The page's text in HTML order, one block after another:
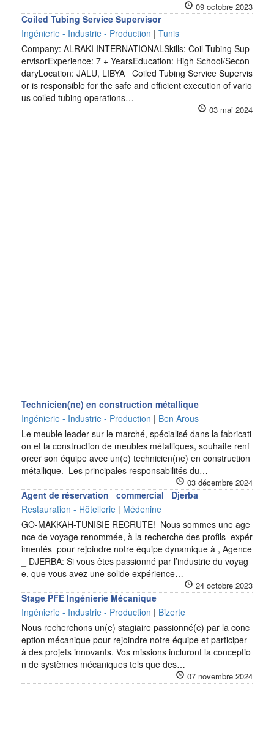
09 octobre 2023
Coiled Tubing Service Supervisor
Ingénierie - Industrie - Production | Tunis
Company: ALRAKI INTERNATIONALSkills: Coil Tubing Sup
ervisorExperience: 7 + YearsEducation: High School/Secon
daryLocation: JALU, LIBYA Coiled Tubing Service Supervis
or is responsible for the safe and efficient execution of vario
us coiled tubing operations…
03 mai 2024
Technicien(ne) en construction métallique
Ingénierie - Industrie - Production | Ben Arous
Le meuble leader sur le marché, spécialisé dans la fabricati
on et la construction de meubles métalliques, souhaite renf
orcer son équipe avec un(e) technicien(ne) en construction
métallique. Les principales responsabilités du…
03 décembre 2024
Agent de réservation _commercial_ Djerba
Restauration - Hôtellerie | Médenine
GO-MAKKAH-TUNISIE RECRUTE! Nous sommes une age
nce de voyage renommée, à la recherche des profils expér
imentés pour rejoindre notre équipe dynamique à , Agence
_ DJERBA: Si vous êtes passionné par l’industrie du voyag
e, que vous avez une solide expérience…
24 octobre 2023
Stage PFE Ingénierie Mécanique
Ingénierie - Industrie - Production | Bizerte
Nous recherchons un(e) stagiaire passionné(e) par la conc
eption mécanique pour rejoindre notre équipe et participer
à des projets innovants. Vos missions incluront la conceptio
n de systèmes mécaniques tels que des…
07 novembre 2024